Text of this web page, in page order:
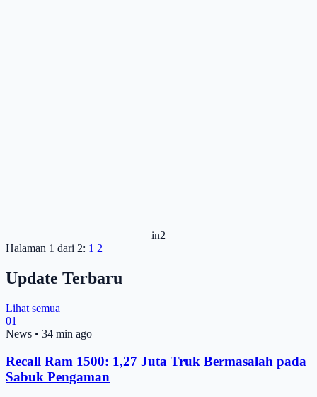
in2
Halaman 1 dari 2: 1 2
Update Terbaru
Lihat semua
01
News • 34 min ago
Recall Ram 1500: 1,27 Juta Truk Bermasalah pada
Sabuk Pengaman